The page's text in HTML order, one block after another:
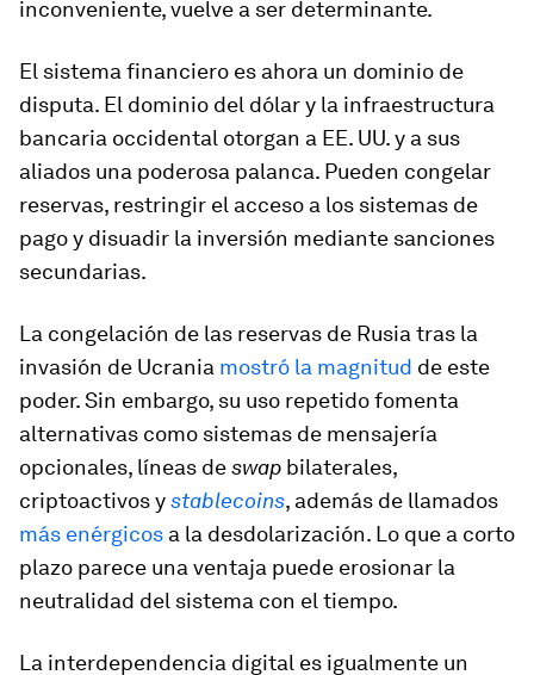
inconveniente, vuelve a ser determinante.
El sistema financiero es ahora un dominio de
disputa. El dominio del dólar y la infraestructura
bancaria occidental otorgan a EE. UU. y a sus
aliados una poderosa palanca. Pueden congelar
reservas, restringir el acceso a los sistemas de
pago y disuadir la inversión mediante sanciones
secundarias.
La congelación de las reservas de Rusia tras la
invasión de Ucrania mostró la magnitud de este
poder. Sin embargo, su uso repetido fomenta
alternativas como sistemas de mensajería
opcionales, líneas deswap bilaterales,
criptoactivos ystablecoins, además de llamados
más enérgicos a la desdolarización. Lo que a corto
plazo parece una ventaja puede erosionar la
neutralidad del sistema con el tiempo.
La interdependencia digital es igualmente un